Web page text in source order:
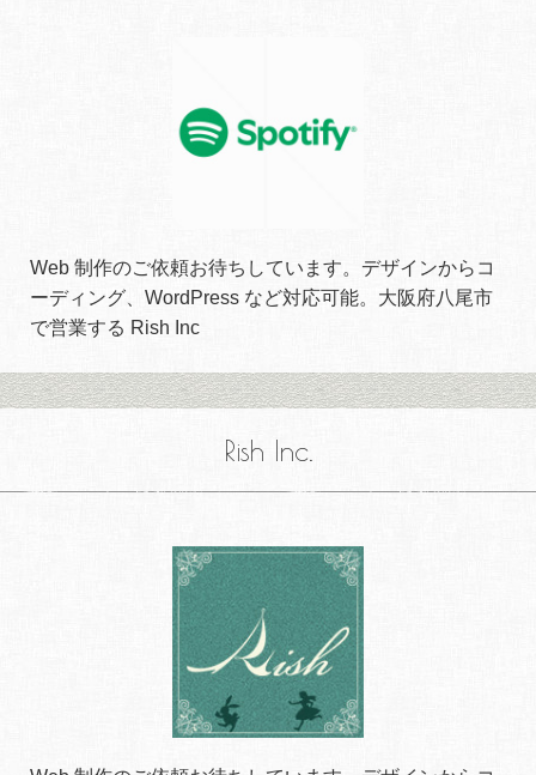
Web 制作のご依頼お待ちしています。デザインからコ
ーディング、WordPress など対応可能。大阪府八尾市
で営業する Rish Inc
Rish Inc.